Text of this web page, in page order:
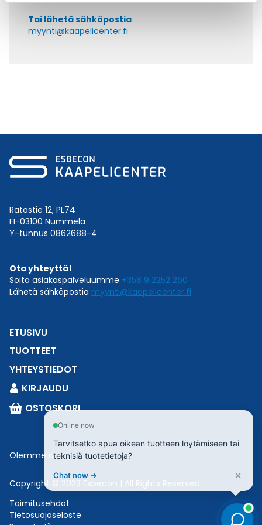
Tai lähetä sähköpostia
myynti@kaapelicenter.fi
Ratastie 12, PL74
FI-03100 Nummela
Y-tunnus 0862688-4
Ota yhteyttä!
Soita asiakaspalveluumme +358 9 2252 260
Lähetä sähköpostia myynti@kaapelicenter.fi
ETUSIVU
TUOTTEET
YHTEYSTIEDOT
KIRJAUDU
OSTOSKORI
Olemme osaEsbeconia.
Copyright © 2023 Esbecon | All Rights Reserved
Toimitusehdot
Tietosuojaseloste
Online now
Tarvitsetko apua oikean tuotteen löytämiseen tai
teknisiä tuotetietoja?
Chat now → ×